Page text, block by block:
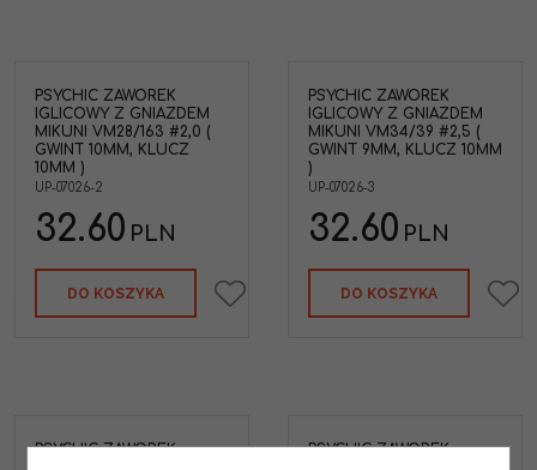
PSYCHIC ZAWOREK
IGLICOWY Z GNIAZDEM
MIKUNI VM28/163 #2,0 (
GWINT 10MM, KLUCZ
10MM )
UP-07026-2
32.60 PLN
DO KOSZYKA
PSYCHIC ZAWOREK
IGLICOWY Z GNIAZDEM
MIKUNI VM34/39 #2,5 (
GWINT 9MM, KLUCZ 10MM
)
UP-07026-3
32.60 PLN
DO KOSZYKA
PSYCHIC ZAWOREK
PSYCHIC ZAWOREK